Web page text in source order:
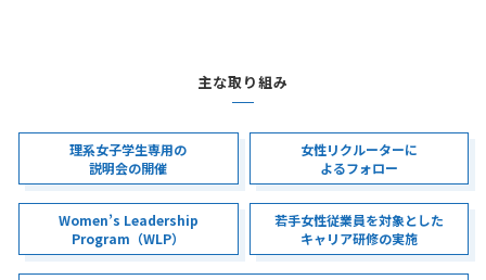
主な取り組み
理系女子学生専用の
説明会の開催
女性リクルーターに
よるフォロー
Women’s Leadership
Program（WLP）
若手女性従業員を対象とした
キャリア研修の実施